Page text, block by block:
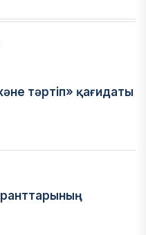
тәртіп» қағидаты